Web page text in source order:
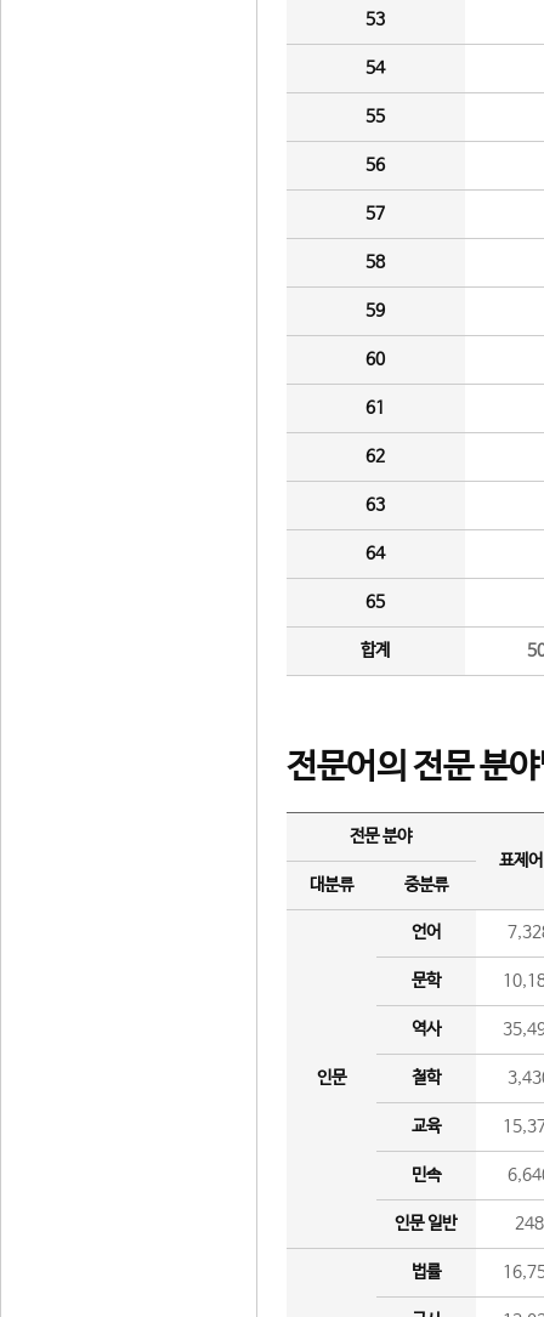
53
54
55
56
57
58
59
60
61
62
63
64
65
합계
전문어의 전문 분
전문 분야
표제
대분류
중분류
인문
언어
문학
역사
철학
교육
민속
인문 일반 248
법률